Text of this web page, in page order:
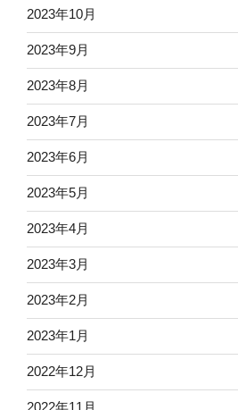
2023年10月
2023年9月
2023年8月
2023年7月
2023年6月
2023年5月
2023年4月
2023年3月
2023年2月
2023年1月
2022年12月